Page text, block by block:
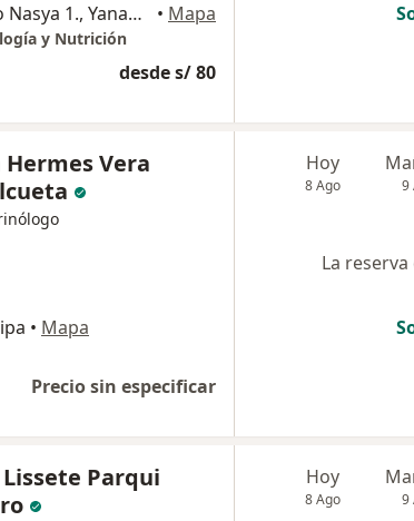
Av. Ejército 101, Edificio Nasya 1., Yanahuara • Mapa
y Nutrición
desde s/ 80
Hermes Vera
• Mapa
Precio sin especificar
Hoy
8 Ago 9
La
Parqui
Hoy
8 Ago 9